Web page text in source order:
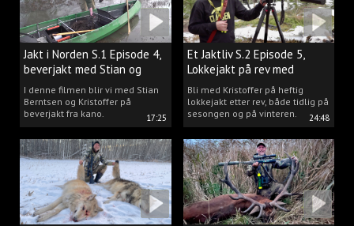
17:25
Jakt i Norden S.1 Episode 4,
beverjakt med Stian og
Kristoffer
I denne filmen blir vi med Stian
Berntsen og Kristoffer på
beverjakt fra kano.
24:48
Et Jaktliv S.2 Episode 5,
Lokkejakt på rev med
Kristoffer Clausen
Bli med Kristoffer på heftig
lokkejakt etter rev, både tidlig på
sesongen og på vinteren.